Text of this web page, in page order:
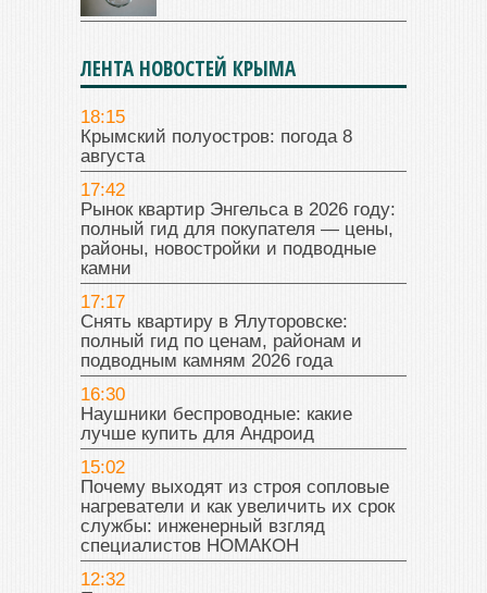
ЛЕНТА НОВОСТЕЙ КРЫМА
18:15
Крымский полуостров: погода 8
августа
17:42
Рынок квартир Энгельса в 2026 году:
полный гид для покупателя — цены,
районы, новостройки и подводные
камни
17:17
Снять квартиру в Ялуторовске:
полный гид по ценам, районам и
подводным камням 2026 года
16:30
Наушники беспроводные: какие
лучше купить для Андроид
15:02
Почему выходят из строя сопловые
нагреватели и как увеличить их срок
службы: инженерный взгляд
специалистов НОМАКОН
12:32